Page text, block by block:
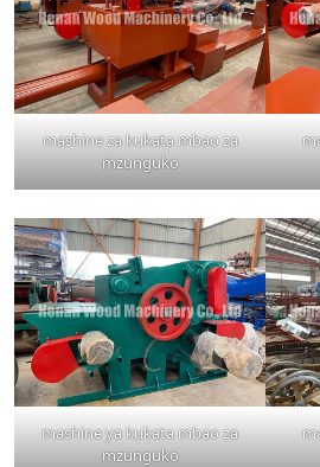
mashine za kukata mbao za
mzunguko
mashine ya kukata mbao za
mzunguko